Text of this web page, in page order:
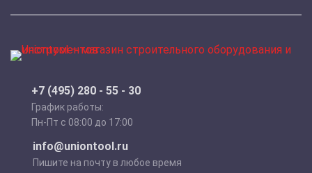
+7 (495) 280 - 55 - 30
График работы:
Пн-Пт с 08:00 до 17:00
info@uniontool.ru
Пишите на почту в любое время